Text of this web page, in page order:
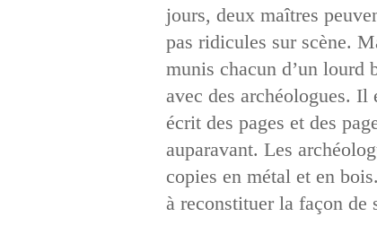
jours, deux maîtres
pas ridicules sur scène.
munis chacun d’un lourd
avec des archéologues.
écrit des pages et des
auparavant. Les
copies en métal et en
à reconstituer la façon de